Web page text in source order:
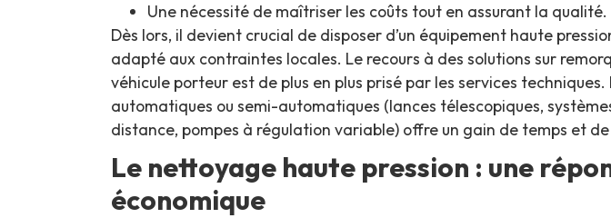
Une nécessité de maîtriser les coûts tout en assurant la qualité.
Dès lors, il devient crucial de disposer d’un équipement haute
adapté aux contraintes locales. Le recours à des solutions sur
véhicule porteur est de plus en plus prisé par les services
automatiques ou semi-automatiques (lances télescopiques,
distance, pompes à régulation variable) offre un gain de temps et
Le nettoyage haute pression : une
économique